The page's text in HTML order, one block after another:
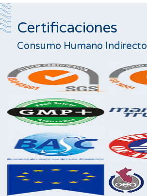
Certificaciones
Consumo Humano Indirecto